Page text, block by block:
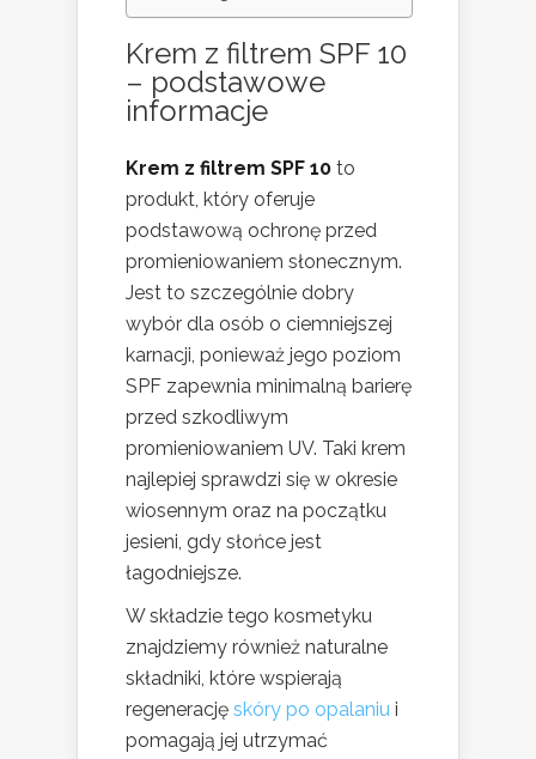
Krem z filtrem SPF 10
– podstawowe
informacje
Krem z filtrem SPF 10 to
produkt, który oferuje
podstawową ochronę przed
promieniowaniem słonecznym.
Jest to szczególnie dobry
wybór dla osób o ciemniejszej
karnacji, ponieważ jego poziom
SPF zapewnia minimalną barierę
przed szkodliwym
promieniowaniem UV. Taki krem
najlepiej sprawdzi się w okresie
wiosennym oraz na początku
jesieni, gdy słońce jest
łagodniejsze.
W składzie tego kosmetyku
znajdziemy również naturalne
składniki, które wspierają
regenerację skóry po opalaniu i
pomagają jej utrzymać